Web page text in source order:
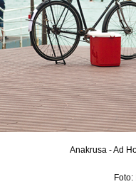
Anakrusa - Ad